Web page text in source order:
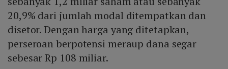
20,9% dari jumlah modal ditempatkan dan
disetor. Dengan harga yang ditetapkan,
perseroan berpotensi meraup dana segar
sebesar Rp 108 miliar.